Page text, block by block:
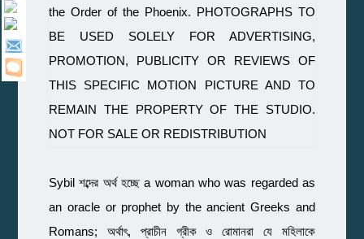
Sybil শব্দের অর্থ হচ্ছে a woman who was regarded as
an oracle or prophet by the ancient Greeks and
Romans; অর্থাৎ, প্রাচীন গ্রীক ও রোমানরা যে মহিলাকে